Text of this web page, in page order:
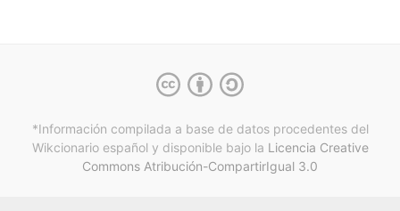
*Información compilada a base de datos procedentes del
Wikcionario español y disponible bajo la Licencia Creative
Commons Atribución-CompartirIgual 3.0